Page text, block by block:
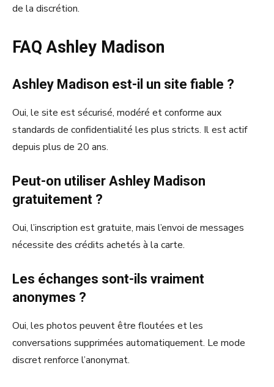
de la discrétion.
FAQ Ashley Madison
Ashley Madison est-il un site fiable ?
Oui, le site est sécurisé, modéré et conforme aux
standards de confidentialité les plus stricts. Il est actif
depuis plus de 20 ans.
Peut-on utiliser Ashley Madison
gratuitement ?
Oui, l’inscription est gratuite, mais l’envoi de messages
nécessite des crédits achetés à la carte.
Les échanges sont-ils vraiment
anonymes ?
Oui, les photos peuvent être floutées et les
conversations supprimées automatiquement. Le mode
discret renforce l’anonymat.